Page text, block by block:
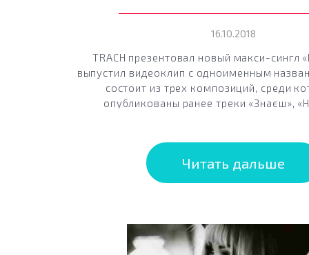
16.10.2018
TRACH презентовал новый макси-сингл
выпустил видеоклип с одноименным
состоит из трех композиций, среди
опубликованы ранее треки «Знаєш»,
Читать дальше